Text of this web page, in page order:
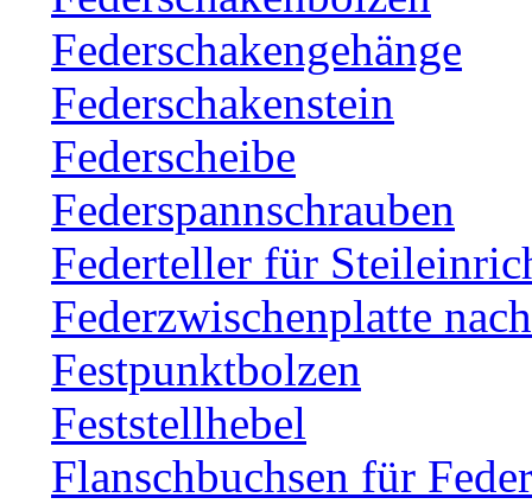
Federschakengehänge
Federschakenstein
Federscheibe
Federspannschrauben
Federteller für
Federzwischenplatte
Festpunktbolzen
Feststellhebel
Flanschbuchsen für